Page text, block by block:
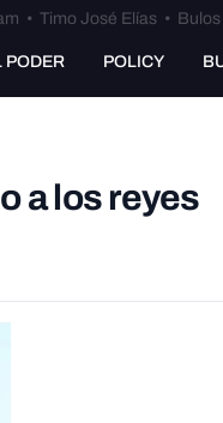
• Timo José Elías • Bulos
PODER POLICY
a los reyes